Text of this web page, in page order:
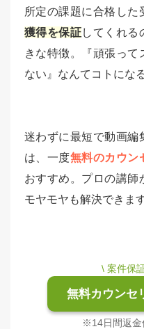
所定の課題に合格し
獲得を保証してくれる
きな特徴。『頑張って
ない』なんてコトにな
迷わずに最短で動画編
は、一度無料のカウン
おすすめ。プロの講師
モヤモヤも解決できま
\ 案件保
無料カウンセ
※14日間返金